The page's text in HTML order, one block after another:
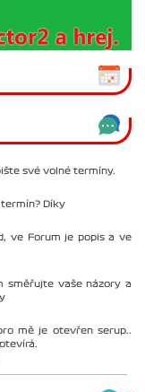
své volné termíny.
Díky
ve Forum je popis a ve
směřujte vaše názory a
mě je otevřen serup..